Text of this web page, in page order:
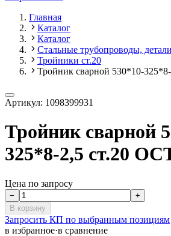
Главная
Каталог
Каталог
Стальные трубопроводы,
Тройники ст.20
Тройник сварной 530*10-
Артикул: 1098399931
Тройник сварной
325*8-2,5 ст.20
Цена по запросу
−
+
В корзину
Запросить КП по выбранным позициям
в избранное·в сравнение